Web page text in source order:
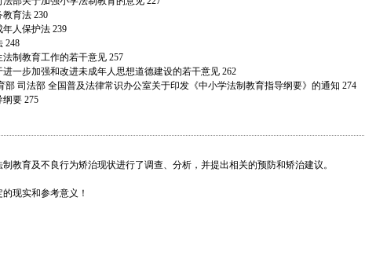
育法 230
人保护法 239
248
制教育工作的若干意见 257
一步加强和改进未成年人思想道德建设的若干意见 262
部 司法部 全国普及法律常识办公室关于印发《中小学法制教育指导纲要》的通知 274
要 275
教育及不良行为矫治现状进行了调查、分析，并提出相关的预防和矫治建议。
现实和参考意义！